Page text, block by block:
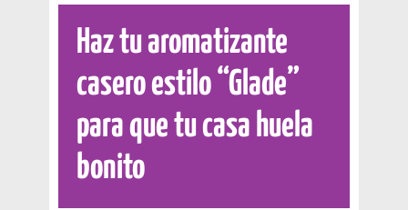
Haz tu aromatizante
casero estilo “Glade”
para que tu casa huela
bonito